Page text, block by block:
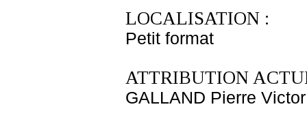
LOCALISATION :
Petit format
ATTRIBUTION
GALLAND Pierre Victor